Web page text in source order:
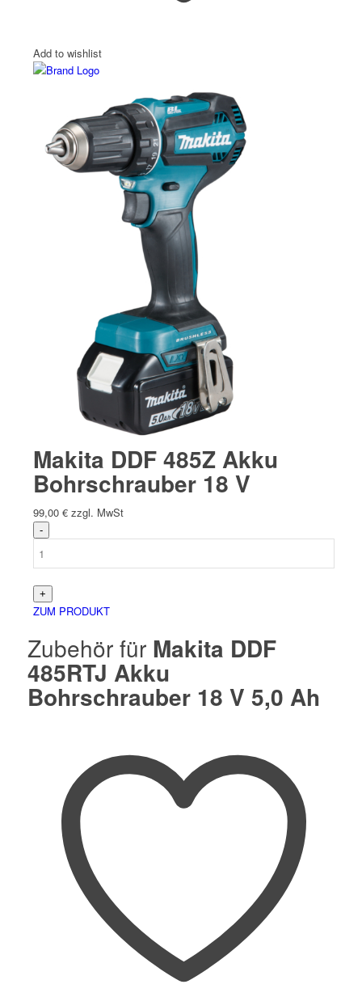
Add to wishlist
Makita DDF 485Z Akku
Bohrschrauber 18 V
99,00 € zzgl. MwSt
ZUM PRODUKT
Zubehör fürMakita DDF
485RTJ Akku
Bohrschrauber 18 V 5,0 Ah